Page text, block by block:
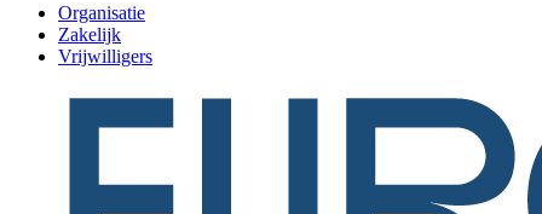
Organisatie
Zakelijk
Vrijwilligers